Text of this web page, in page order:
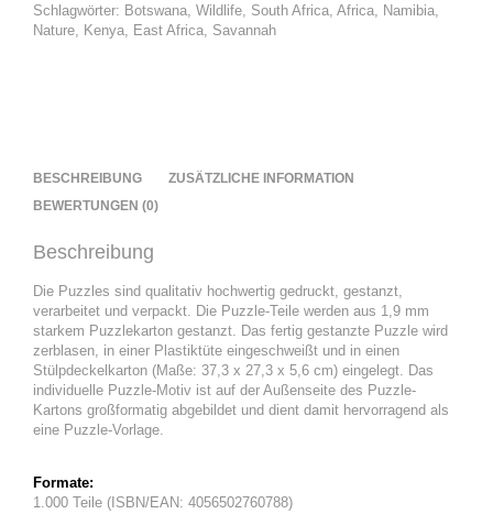
Schlagwörter: Botswana, Wildlife, South Africa, Africa, Namibia,
Nature, Kenya, East Africa, Savannah
BESCHREIBUNG
ZUSÄTZLICHE INFORMATION
BEWERTUNGEN (0)
Beschreibung
Die Puzzles sind qualitativ hochwertig gedruckt, gestanzt,
verarbeitet und verpackt. Die Puzzle-Teile werden aus 1,9 mm
starkem Puzzlekarton gestanzt. Das fertig gestanzte Puzzle wird
zerblasen, in einer Plastiktüte eingeschweißt und in einen
Stülpdeckelkarton (Maße: 37,3 x 27,3 x 5,6 cm) eingelegt. Das
individuelle Puzzle-Motiv ist auf der Außenseite des Puzzle-
Kartons großformatig abgebildet und dient damit hervorragend als
eine Puzzle-Vorlage.
Formate:
1.000 Teile (ISBN/EAN: 4056502760788)